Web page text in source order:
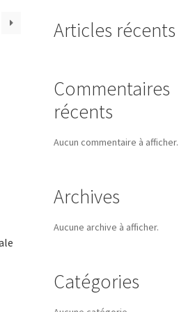
Articles récents
Commentaires
récents
Aucun commentaire à afficher.
Archives
Aucune archive à afficher.
Catégories